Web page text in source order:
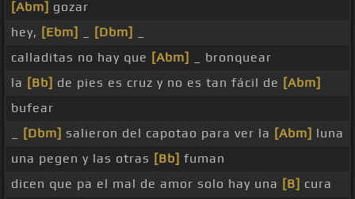
[Abm] gozar
hey, [Ebm] [Dbm]
calladitas no hay que [Abm]
_ bronquear
la [Bb] de pies es cruz y no es tan fácil de [Abm]
bufear
[Dbm] salieron del capotao para ver la [Abm] luna
una pegen y las otras [Bb] fuman
dicen que pa el mal de amor solo hay una [B] cura